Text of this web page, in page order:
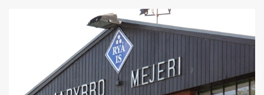
Kære læser, denne artikel fra Effektivt
Landbrug er låst.
Kvalitetsjournalistik kræver research,
ekspertise og adgang til relevante kilder.
Men vi vil rigtig gerne tilbyde dig et